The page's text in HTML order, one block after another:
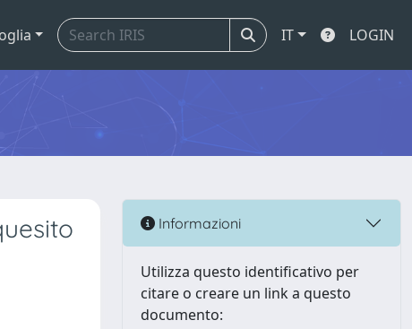
IT LOGIN
Informazioni
Utilizza questo identificativo per
citare o creare un link a questo
documento: